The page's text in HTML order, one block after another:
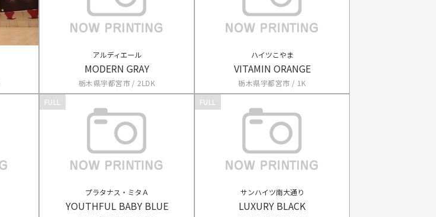
アルディエール
MODERN GRAY
栃木県宇都宮市 / 2LDK
ハイツこやま
VITAMIN ORANGE
栃木県宇都宮市 / 1K
FULL
プラタナス・ミタＡ
YOUTHFUL BABY BLUE
FULL
サンハイツ南大通り
LUXURY BLACK